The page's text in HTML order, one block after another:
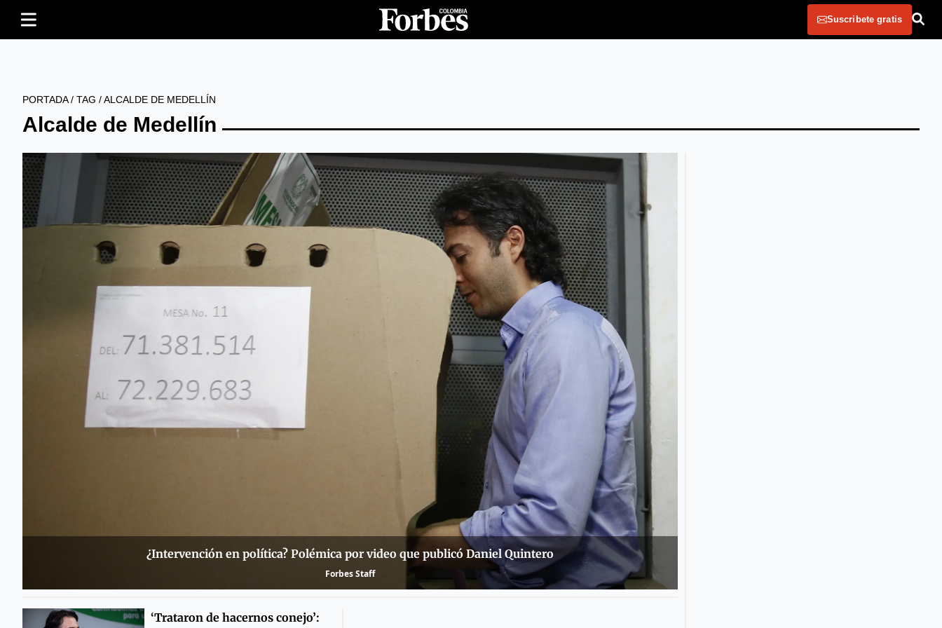
Suscribete gratis
PORTADA/ TAG /ALCALDE DE MEDELLÍN
Alcalde de Medellín
¿Intervención en política? Polémica por video que publicó Daniel Quintero
Forbes Staff
‘Trataron de hacernos conejo’: